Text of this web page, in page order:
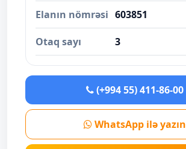
Elanın nömrəsi 603851
Otaq sayı 3
(+994 55) 411-86-00
WhatsApp ilə yazın